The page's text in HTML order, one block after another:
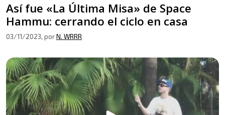
Así fue «La Última Misa» de Space
Hammu: cerrando el ciclo en casa
03/11/2023, porN. WRRR